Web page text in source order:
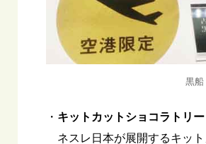
黒船
・ キットカットショコラトリー
ネスレ日本が展開するキッ